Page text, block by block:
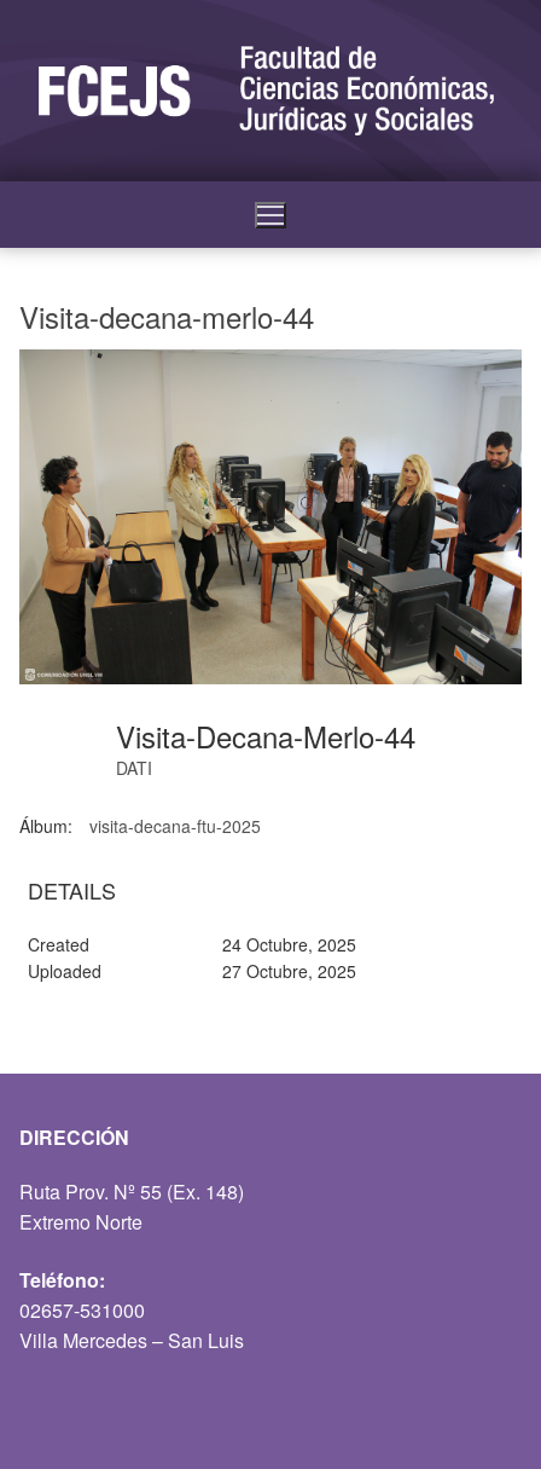
Visita-decana-merlo-44
Visita-Decana-Merlo-44
DATI
Álbum: visita-decana-ftu-2025
DETAILS
Created
24 Octubre, 2025
Uploaded
27 Octubre, 2025
DIRECCIÓN
Ruta Prov. Nº 55 (Ex. 148)
Extremo Norte
Teléfono:
02657-531000
Villa Mercedes – San Luis